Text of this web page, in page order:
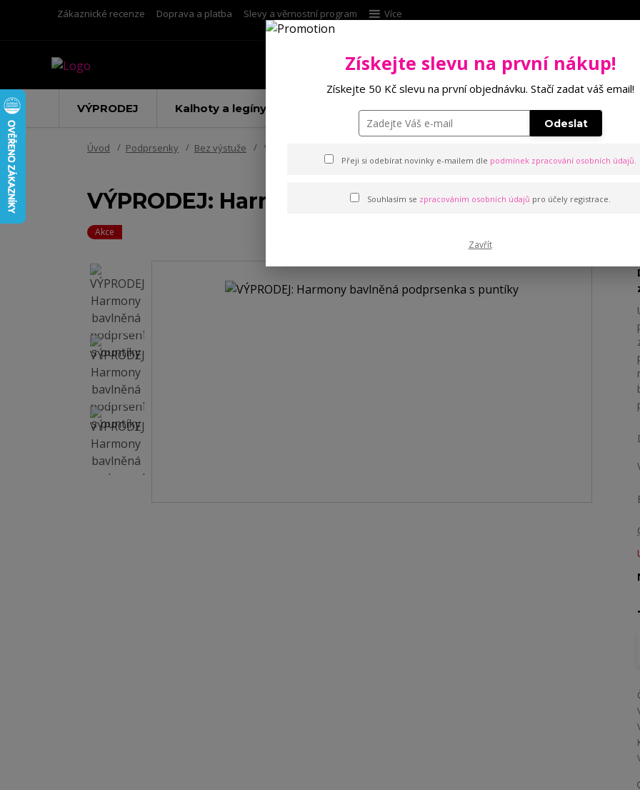
Zákaznické recenze Doprava a platba Slevy a věrnostní program Více
VÝPRODEJ Kalhoty a legíny Punčochové zboží Kalhotky
Úvod Podprsenky Bez výstuže VÝPRODEJ: Harmony bavlněná podprsenka s puntíky
VÝPRODEJ: Harmony bavlněná podprsenka s
Akce
Získejte slevu na první nákup!
Získejte 50 Kč slevu na první objednávku. Stačí zadat váš email!
Odeslat
Přeji si odebírat novinky e-mailem dle podmínek zpracování osobních údajů.
Souhlasím se zpracováním osobních údajů pro účely registrace.
Zavřít